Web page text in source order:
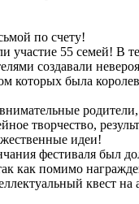
по счету!
участие 55 семей! В
создавали
которых была
творчество,
идеи!
фестиваля был
как помимо
квест на